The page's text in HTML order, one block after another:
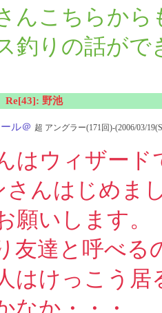
んこちらか
釣りの話がで
Re[43]: 野池
ール＠ 超 アングラー(171回)-(2006/03/
はウィザード
さんはじめま
願いします。
友達と呼べる
はけっこう